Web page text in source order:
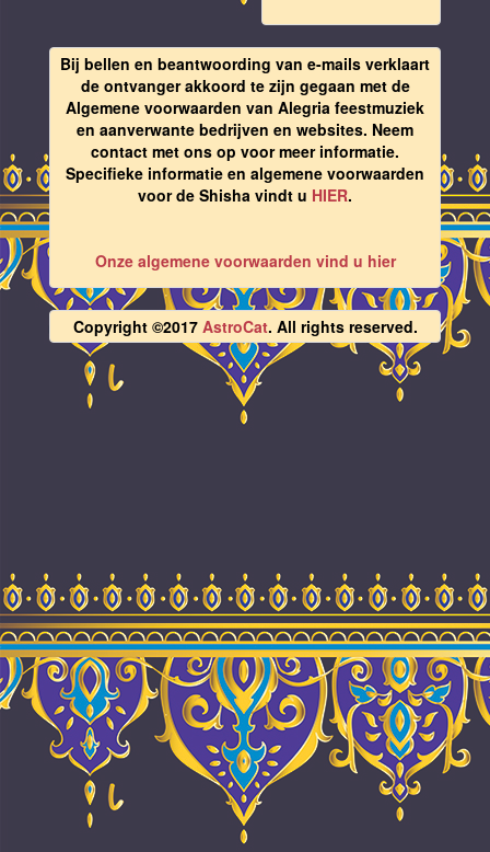
Bij bellen en beantwoording van e-mails verklaart
de ontvanger akkoord te zijn gegaan met de
Algemene voorwaarden van Alegria feestmuziek
en aanverwante bedrijven en websites. Neem
contact met ons op voor meer informatie.
Specifieke informatie en algemene voorwaarden
voor de Shisha vindt u HIER.
Onze algemene voorwaarden vind u hier
Copyright ©2017 AstroCat. All rights reserved.